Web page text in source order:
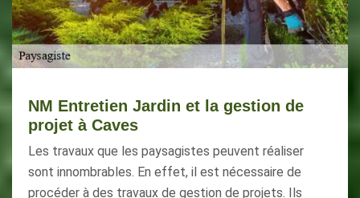
NM Entretien Jardin et la gestion de
projet à Caves
Les travaux que les paysagistes peuvent réaliser
sont innombrables. En effet, il est nécessaire de
procéder à des travaux de gestion de projets. Ils